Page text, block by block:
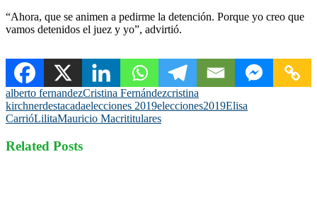
“Ahora, que se animen a pedirme la detención. Porque yo creo que
vamos detenidos el juez y yo”, advirtió.
alberto fernandezCristina Fernándezcristina
kirchnerdestacadaelecciones 2019elecciones2019Elisa
CarrióLilitaMauricio Macrititulares
Related Posts